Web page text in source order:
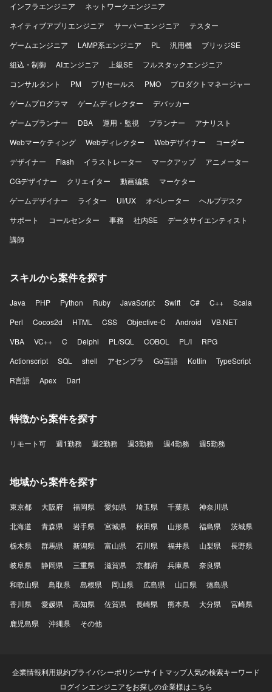
インフラエンジニア
ネットワークエンジニア
ネイティブアプリエンジニア
サーバーエンジニア
テスター
ゲームエンジニア
LAMP系エンジニア PL 汎用機
ブリッジSE
組込・制御
AIエンジニア 上級SE
フルスタックエンジニア
コンサルタント
PM プリセールス PMO
プロダクトマネージャー
ゲームプログラマ
ゲームディレクター
デバッカー
ゲームプランナー
DBA 運用・監視 プランナー
アナリスト
Webマーケティング
Webディレクター Webデザイナー
コーダー
デザイナー
Flash イラストレーター マークアップ
アニメーター
CGデザイナー
クリエイター 動画編集
マーケター
ゲームデザイナー
ライター UI/UX オペレーター
ヘルプデスク
サポート
コールセンター 事務 社内SE
データサイエンティスト
講師
スキルから案件を探す
Java PHP Python Ruby JavaScript Swift C# C++
Scala
Perl
Cocos2d HTML CSS Objective-C Android
VB.NET
VBA
VC++ C Delphi PL/SQL COBOL PL/I
RPG
Actionscript
SQL shell アセンブラ Go言語 Kotlin
TypeScript
R言語
Apex Dart
特徴から案件を探す
リモート可 週1勤務 週2勤務 週3勤務 週4勤務 週5勤務
地域から案件を探す
東京都 大阪府 福岡県 愛知県 埼玉県 千葉県
神奈川県
北海道
青森県 岩手県 宮城県 秋田県 山形県 福島県
茨城県
栃木県
群馬県 新潟県 富山県 石川県 福井県 山梨県
長野県
岐阜県
静岡県 三重県 滋賀県 京都府 兵庫県
奈良県
和歌山県
鳥取県 島根県 岡山県 広島県 山口県
徳島県
香川県
愛媛県 高知県 佐賀県 長崎県 熊本県 大分県
宮崎県
鹿児島県
沖縄県 その他
企業情報利用規約プライバシーポリシーサイトマップ人気の検索キーワード
ログインエンジニアをお探しの企業様はこちら